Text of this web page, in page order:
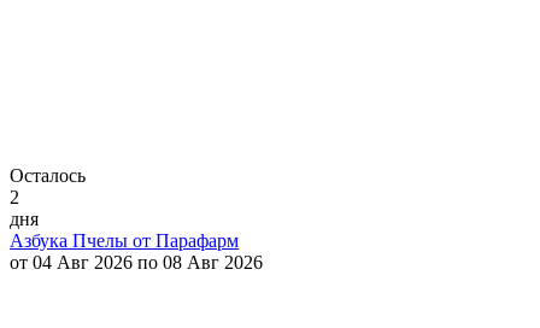
Осталось
2
дня
Азбука Пчелы от Парафарм
от 04 Авг 2026 по 08 Авг 2026